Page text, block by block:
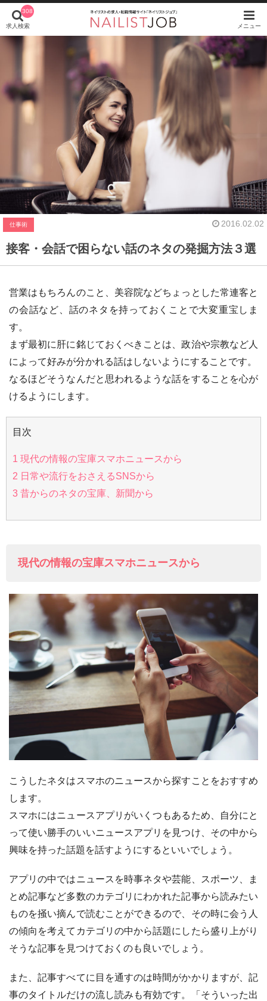
308
求人検索 メニュー
仕事術 2016.02.02
接客・会話で困らない話のネタの発掘方法３選
営業はもちろんのこと、美容院などちょっとした常連客と
の会話など、話のネタを持っておくことで大変重宝しま
す。
まず最初に肝に銘じておくべきことは、政治や宗教など人
によって好みが分かれる話はしないようにすることです。
なるほどそうなんだと思われるような話をすることを心が
けるようにします。
目次
1 現代の情報の宝庫スマホニュースから
2 日常や流行をおさえるSNSから
3 昔からのネタの宝庫、新聞から
現代の情報の宝庫スマホニュースから
こうしたネタはスマホのニュースから探すことをおすすめ
します。
スマホにはニュースアプリがいくつもあるため、自分にと
って使い勝手のいいニュースアプリを見つけ、その中から
興味を持った話題を話すようにするといいでしょう。
アプリの中ではニュースを時事ネタや芸能、スポーツ、ま
とめ記事など多数のカテゴリにわかれた記事から読みたい
ものを掻い摘んで読むことができるので、その時に会う人
の傾向を考えてカテゴリの中から話題にしたら盛り上がり
そうな記事を見つけておくのも良いでしょう。
また、記事すべてに目を通すのは時間がかかりますが、記
事のタイトルだけの流し読みも有効です。「そういった出